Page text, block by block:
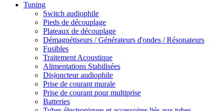
Tuning
Switch audiophile
Pieds de découplage
Plateaux de découplage
Démagnétiseurs / Générateurs d'ondes / Résonateurs
Fusibles
Traitement Acoustique
Alimentations Stabilisées
Disjoncteur audiophile
Prise de courant murale
Prise de courant pour multiprise
Batteries